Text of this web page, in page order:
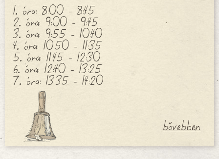
1. óra: 8:00 - 8:45
2. óra: 9:00 - 9:45
3. óra: 9:55 - 10:40
4. óra: 10:50 - 11:35
5. óra: 11:45 - 12:30
6. óra: 12:40 - 13:25
7. óra: 13:35 - 14:20
bővebben